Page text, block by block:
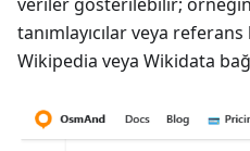
tanımlayıcılar veya
Wikipedia veya Wikidata